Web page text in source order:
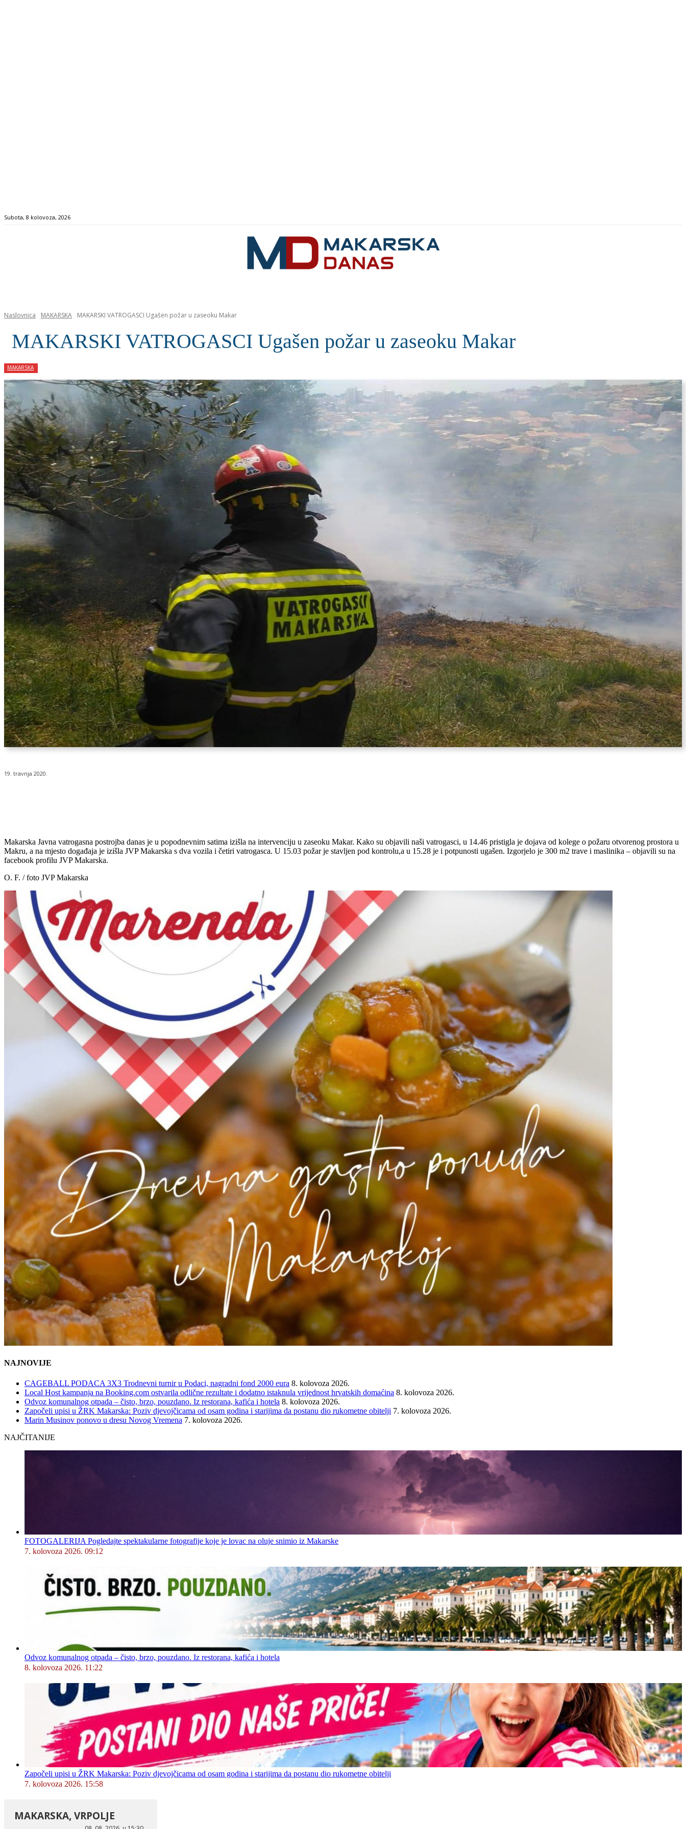
Subota, 8 kolovoza, 2026
Naslovnica MAKARSKA MAKARSKI VATROGASCI Ugašen požar u zaseoku Makar
MAKARSKI VATROGASCI Ugašen požar u zaseoku Makar
MAKARSKA
19. travnja 2020.
Makarska Javna vatrogasna postrojba danas je u popodnevnim satima izišla na intervenciju u zaseoku Makar. Kako su objavili naši vatrogasci, u 14.46 pristigla je dojava od kolege o požaru otvorenog prostora u
Makru, a na mjesto događaja je izišla JVP Makarska s dva vozila i četiri vatrogasca. U 15.03 požar je stavljen pod kontrolu,a u 15.28 je i potpunosti ugašen. Izgorjelo je 300 m2 trave i maslinika – objavili su na
facebook profilu JVP Makarska.
O. F. / foto JVP Makarska
NAJNOVIJE
CAGEBALL PODACA 3X3 Trodnevni turnir u Podaci, nagradni fond 2000 eura 8. kolovoza 2026.
Local Host kampanja na Booking.com ostvarila odlične rezultate i dodatno istaknula vrijednost hrvatskih domaćina 8. kolovoza 2026.
Odvoz komunalnog otpada – čisto, brzo, pouzdano. Iz restorana, kafića i hotela 8. kolovoza 2026.
Započeli upisi u ŽRK Makarska: Poziv djevojčicama od osam godina i starijima da postanu dio rukometne obitelji 7. kolovoza 2026.
Marin Musinov ponovo u dresu Novog Vremena 7. kolovoza 2026.
NAJČITANIJE
FOTOGALERIJA Pogledajte spektakularne fotografije koje je lovac na oluje snimio iz Makarske
7. kolovoza 2026. 09:12
Odvoz komunalnog otpada – čisto, brzo, pouzdano. Iz restorana, kafića i hotela
8. kolovoza 2026. 11:22
Započeli upisi u ŽRK Makarska: Poziv djevojčicama od osam godina i starijima da postanu dio rukometne obitelji
7. kolovoza 2026. 15:58